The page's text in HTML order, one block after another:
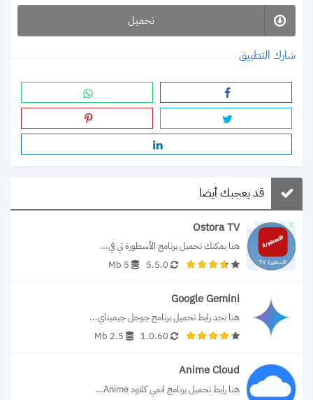
تحميل
شارك التطبيق
قد يعجبك أيضا
Ostora TV
هنا يمكنك تحميل برنامج الأسطورة تي في...
5.5.0
5 Mb
Google Gemini
هنا تجد رابط تحميل برنامج جوجل جيميناي...
1.0.60
2.5 Mb
Anime Cloud
هنا رابط تحميل برنامج انمي كلاود Anime...